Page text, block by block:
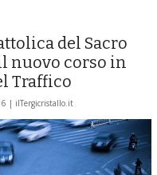
del Sacro
nuovo corso in
Traffico
| ilTergicristallo.it